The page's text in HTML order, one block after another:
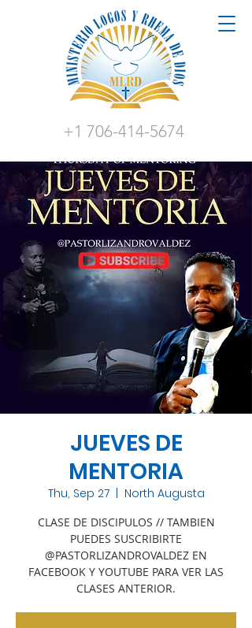
+1 706-414-5674
JUEVES DE
MENTORIA
Thu, Sep 27
  |
North Augusta
CLASE DE DISCIPULOS // TAMBIEN
PUEDES SUSCRIBIRTE
@PASTORLIZANDROVALDEZ EN
FACEBOOK Y YOUTUBE PARA VER LAS
CLASES ANTERIOR.